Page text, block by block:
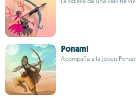
Ponami
Acompaña a la joven